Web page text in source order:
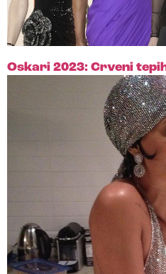
Oskari 2023: Crveni